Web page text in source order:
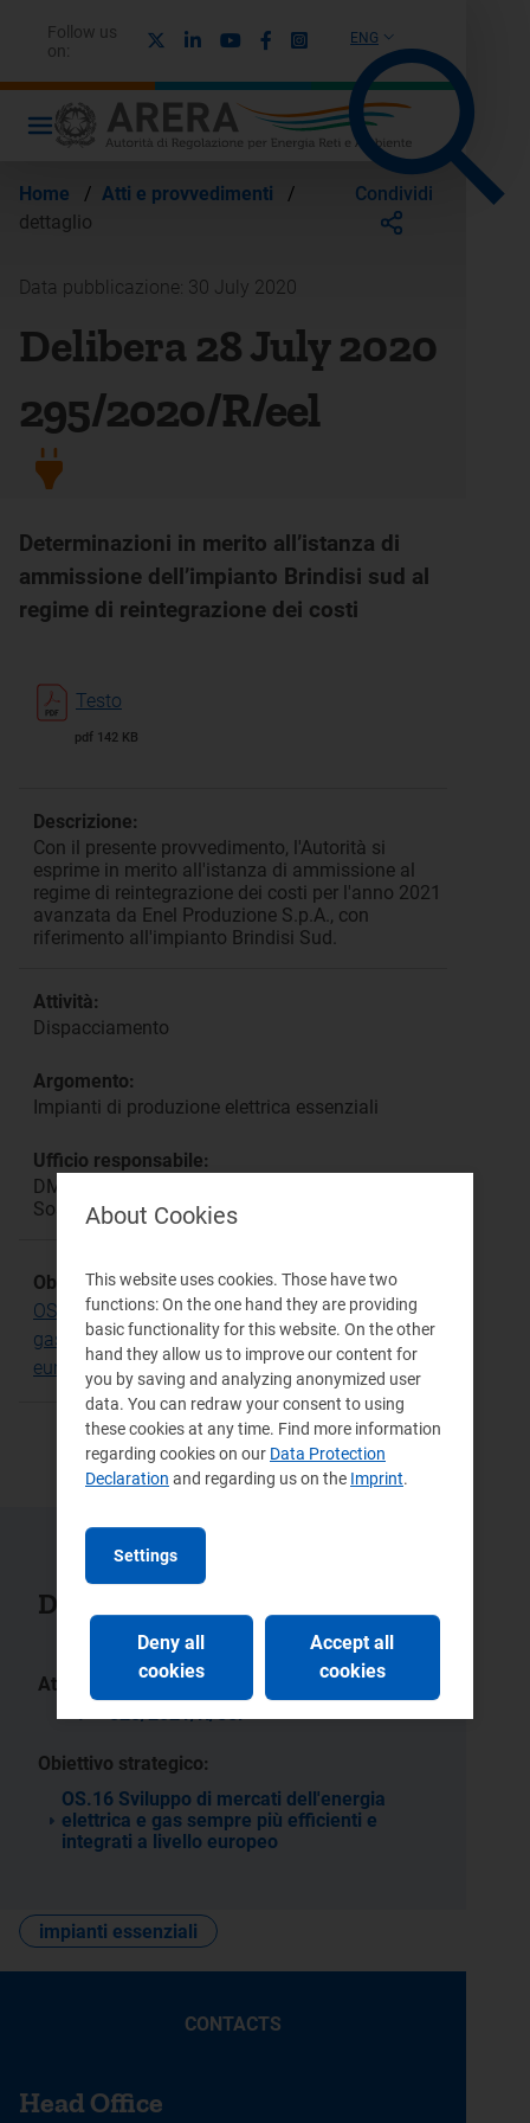
ENG
Follow us
on:
LinkedinYoutubeFacebook
Instagram
Home / Atti e provvedimenti
/
dettaglio
Condividi
Data pubblicazione: 30 July 2020
Delibera 28 July 2020
295/2020/R/eel
Determinazioni in merito all’istanza di
ammissione dell’impianto Brindisi sud al
regime di reintegrazione dei costi
Testo
pdf 142 KB
Descrizione:
Con il presente provvedimento, l'Autorità si
esprime in merito all'istanza di ammissione al
regime di reintegrazione dei costi per l'anno 2021
avanzata da Enel Produzione S.p.A., con
riferimento all'impianto Brindisi Sud.
Attività:
Dispacciamento
Argomento:
Impianti di produzione elettrica essenziali
Ufficio responsabile:
DMEA Direzione Mercati Energia all'Ingrosso e
Sostenibilità Ambientale
Obiettivo Strategico:
OS.16 Sviluppo di mercati dell'energia elettrica e
gas sempre più efficienti e integrati a livello
europeo
Documenti collegati
Atti:
520/2021/R/eel
Obiettivo strategico:
OS.16 Sviluppo di mercati dell'energia
elettrica e gas sempre più efficienti e
integrati a livello europeo
impianti essenziali
CONTACTS
Head Office
About Cookies
This website uses cookies. Those have two
functions: On the one hand they are providing
basic functionality for this website. On the other
hand they allow us to improve our content for
you by saving and analyzing anonymized user
data. You can redraw your consent to using
these cookies at any time. Find more information
regarding cookies on our Data Protection
Declaration and regarding us on the Imprint.
Settings
Deny all
cookies
Accept all
cookies